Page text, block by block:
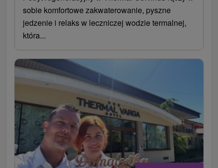
sobie komfortowe zakwaterowanie, pyszne
jedzenie i relaks w leczniczej wodzie termalnej,
która...